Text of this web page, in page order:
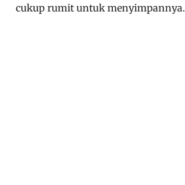
cukup rumit untuk menyimpannya.